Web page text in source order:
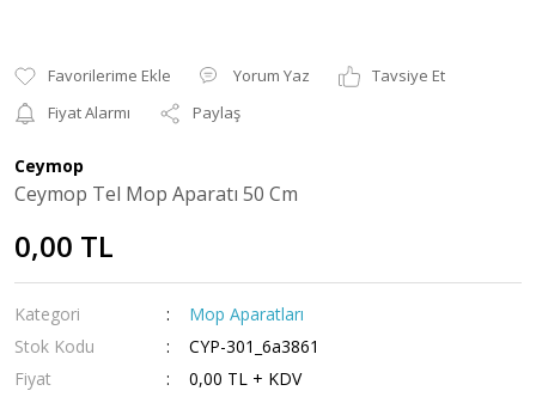
Yorum Yaz
Tavsiye Et
Fiyat Alarmı
Paylaş
Ceymop
Ceymop Tel Mop Aparatı 50 Cm
0,00 TL
Kategori
Mop Aparatları
Stok Kodu
CYP-301_6a3861
Fiyat
0,00 TL + KDV